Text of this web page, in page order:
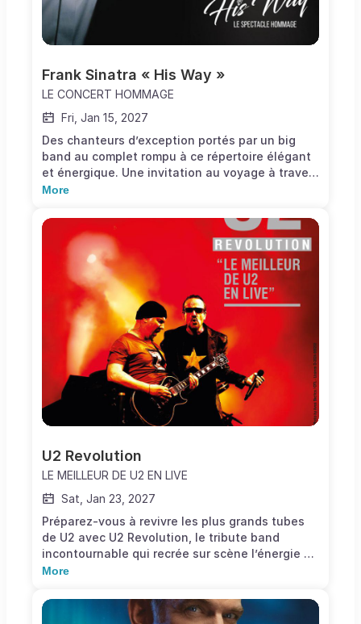
Frank Sinatra « His Way »
LE CONCERT HOMMAGE
Fri, Jan 15, 2027
Des chanteurs d’exception portés par un big
band au complet rompu à ce répertoire élégant
et énergique. Une invitation au voyage à travers
les États-Unis, du Sands de Las Vegas au
Houston, au son des plus célèbres titres de
Sinatra comprenant ses succès mondiaux (New
York, New York, My Way,...) et les mythiques
duos qu’il partagea avec les plus grandes
chanteuses de jazz... avec un clin d’œil à Elvis.
Chant : Denis Esteve, Anne Carleton, Marie
Garnier Le PLEIN JAZZ BIG BAND, direction :
Philippe Gibrat En partenariat avec Jazz Radio
et Jazz Magazine
More
U2 Revolution
LE MEILLEUR DE U2 EN LIVE
Sat, Jan 23, 2027
Préparez-vous à revivre les plus grands tubes
de U2 avec U2 Revolution, le tribute band
incontournable qui recrée sur scène l’énergie et
l’émotion du groupe mythique. Leur répertoire
irlandais, de Where The Streets have No Name
à Vertigo, en passant par Beautiful Day et One.
More